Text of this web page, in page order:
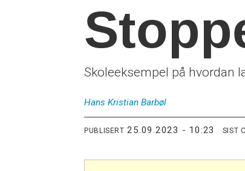
Skoleeksempel på hvordan
Hans Kristian Barbøl
PUBLISERT 25.09.2023 - 10:23 SIST